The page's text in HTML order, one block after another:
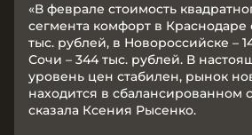
«В феврале стоимость
сегмента комфорт в Краснодаре
тыс. рублей, в Новороссийске –
Сочи – 344 тыс. рублей. В
уровень цен стабилен, рынок
находится в сбалансированном
сказала Ксения Рысенко.